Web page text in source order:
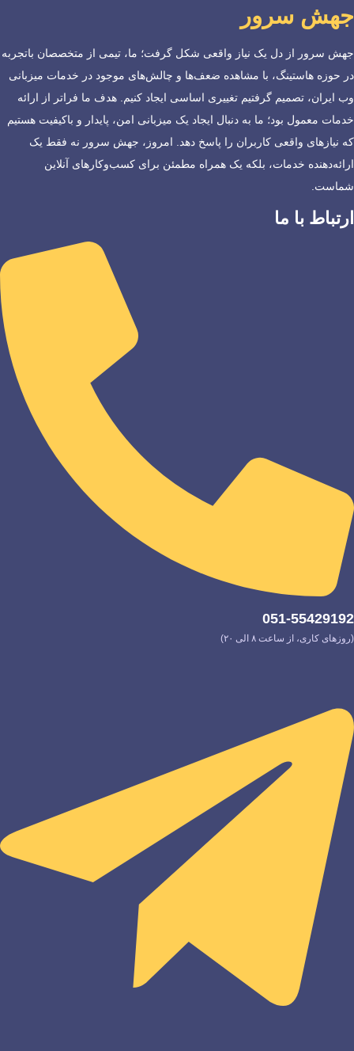
جهش سرور
جهش سرور از دل یک نیاز واقعی شکل گرفت؛ ما، تیمی از متخصصان باتجربه
در حوزه هاستینگ، با مشاهده ضعف‌ها و چالش‌های موجود در خدمات میزبانی
وب ایران، تصمیم گرفتیم تغییری اساسی ایجاد کنیم. هدف ما فراتر از ارائه
خدمات معمول بود؛ ما به دنبال ایجاد یک میزبانی امن، پایدار و باکیفیت هستیم
که نیازهای واقعی کاربران را پاسخ دهد. امروز، جهش سرور نه فقط یک
ارائه‌دهنده خدمات، بلکه یک همراه مطمئن برای کسب‌وکارهای آنلاین
شماست.
ارتباط با ما
051-55429192
(روزهای کاری، از ساعت ۸ الی ۲۰)